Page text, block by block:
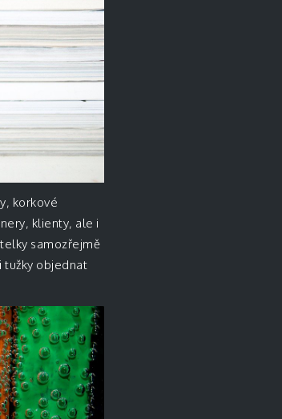
korkové
klienty, ale i
samozřejmě
tužky objednat